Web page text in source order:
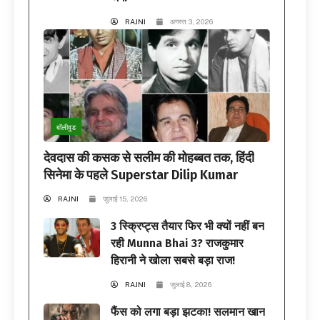
RAJNI अगस्त 3, 2026
बॉलीवुड
देवदास की कसक से सलीम की मोहब्बत तक, हिंदी
सिनेमा के पहले Superstar Dilip Kumar
RAJNI जुलाई 15, 2026
3 स्क्रिप्ट्स तैयार फिर भी क्यों नहीं बन
रही Munna Bhai 3? राजकुमार
हिरानी ने खोला सबसे बड़ा राज!
RAJNI जुलाई 8, 2026
फैंस को लगा बड़ा झटका! सलमान खान